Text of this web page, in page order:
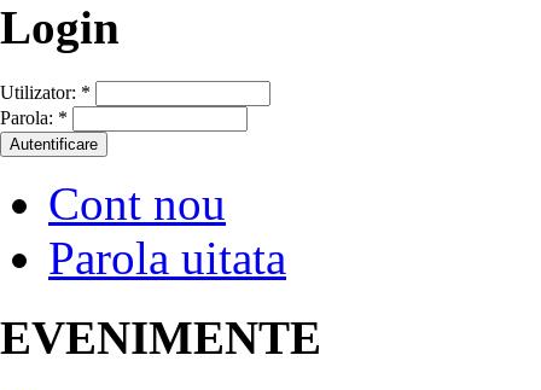
Login
Utilizator: *
Parola: *
Cont nou
Parola uitata
EVENIMENTE